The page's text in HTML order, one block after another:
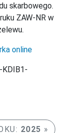
skarbowego.
ZAW-NR w
online
KDIB1-
2025